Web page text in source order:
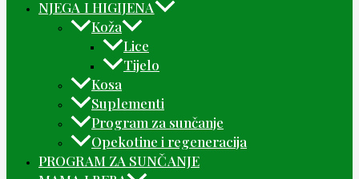
NJEGA I HIGIJENA
Koža
Lice
Tijelo
Kosa
Suplementi
Program za sunčanje
Opekotine i regeneracija
PROGRAM ZA SUNČANJE